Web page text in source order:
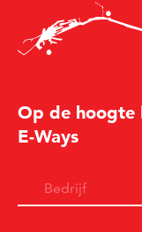
Op de hoogte
E-Ways